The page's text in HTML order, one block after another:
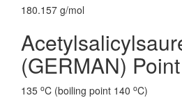
180.157 g/mol
(GERMAN)
135 oC (boiling point 140 oC)